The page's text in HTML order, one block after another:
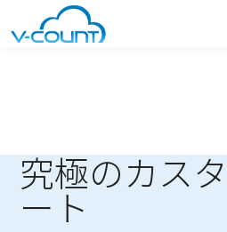
究極のカス
ート